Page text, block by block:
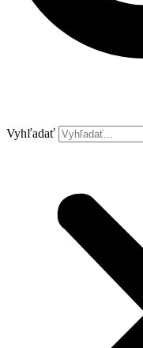
Vyhľadať